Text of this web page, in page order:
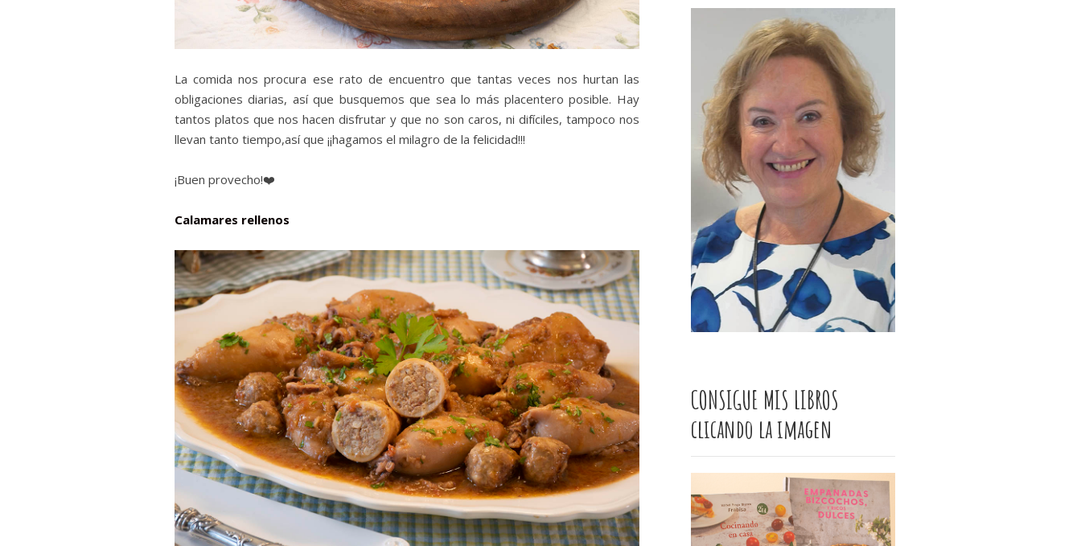
La comida nos procura ese rato de encuentro que tantas veces nos hurtan las
obligaciones diarias, así que busquemos que sea lo más placentero posible. Hay
tantos platos que nos hacen disfrutar y que no son caros, ni difíciles, tampoco nos
llevan tanto tiempo,así que ¡¡hagamos el milagro de la felicidad!!!
¡Buen provecho!❤️
Calamares rellenos
CONSIGUE MIS LIBROS
clicando la imagen